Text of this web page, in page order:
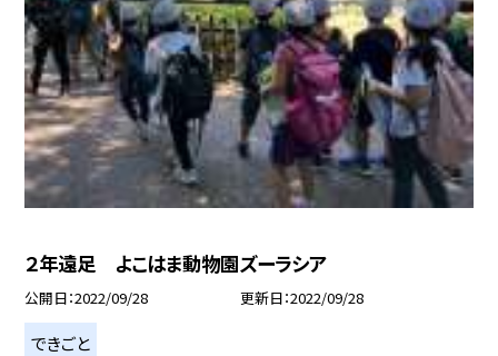
２年遠足 よこはま動物園ズーラシア
公開日 2022/09/28 更新日 2022/09/28
できごと